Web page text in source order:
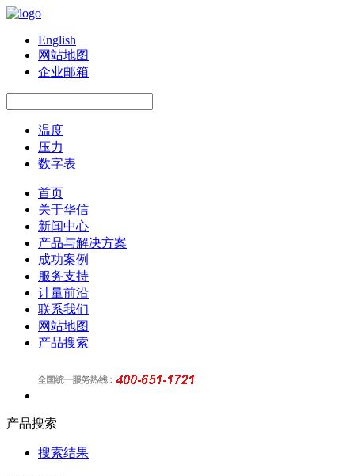
English
网站地图
企业邮箱
温度
压力
数字表
首页
关于华信
新闻中心
产品与解决方案
成功案例
服务支持
计量前沿
联系我们
网站地图
产品搜索
产品搜索
搜索结果